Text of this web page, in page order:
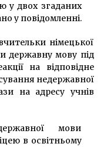
у двох згаданих
у повідомленні.
німецької
державну мову під
на відповідне
недержавної
на адресу учнів
мови
в освітньому